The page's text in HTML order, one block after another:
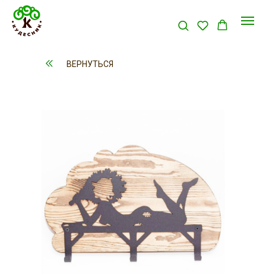
ВЕРНУТЬСЯ